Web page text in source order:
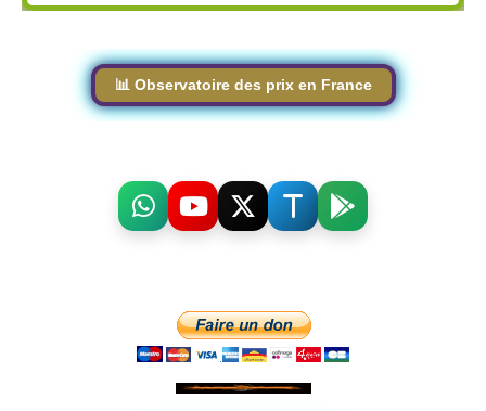
📊 Observatoire des prix en France